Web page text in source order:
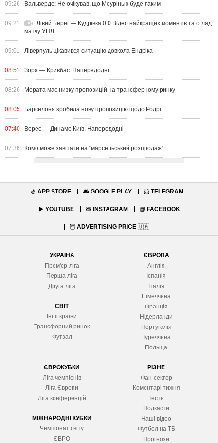
09:26 Вальверде: Не очікував, що Моурінью буде таким
09:21
Лівий Берег — Кудрівка 0:0 Відео найкращих моментів та огляд
матчу УПЛ
09:01 Ліверпуль цікавився ситуацію довкола Ендріка
08:51 Зоря — Кривбас. Напередодні
08:26 Мората має низку пропозицій на трансферному ринку
08:05 Барселона зробила нову пропозицію щодо Родрі
07:40 Верес — Динамо Київ. Напередодні
07:36 Комо може завітати на "марсельський розпродаж"
🍏 APP STORE 🎮 GOOGLE PLAY 📨 TELEGRAM
▶️ YOUTUBE 📸 INSTAGRAM 📘 FACEBOOK
🦉 ADVERTISING PRICE 🇺🇦
УКРАЇНА
Прем'єр-ліга
Перша ліга
Друга ліга
СВІТ
Інші країни
Трансферний ринок
Футзал
ЄВРОПА
Англія
Іспанія
Італія
Німеччина
Франція
Нідерланди
Португалія
Туреччина
Польща
ЄВРОКУБКИ
Ліга чемпіонів
Ліга Європи
Ліга конференцій
МІЖНАРОДНІ КУБКИ
Чемпіонат світу
ЄВРО
РІЗНЕ
Фан-сектор
Коментарі тижня
Тести
Подкасти
Наші відео
Футбол на ТБ
Прогнози